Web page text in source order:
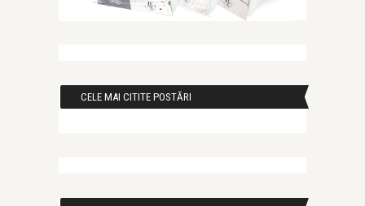
CELE MAI CITITE POSTĂRI